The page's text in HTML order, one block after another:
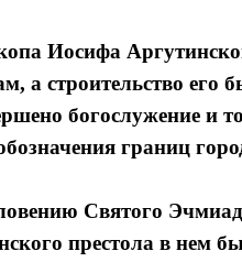
Иосифа
а строительство его
богослужение и
границ
Святого
престола в нем